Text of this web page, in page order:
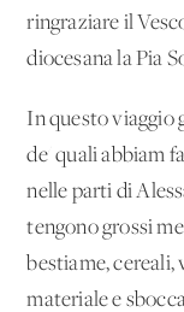
ringraziare il
diocesana la Pia
In questo viaggio
de' quali abbiam
nelle parti di
tengono grossi
bestiame,
materiale e